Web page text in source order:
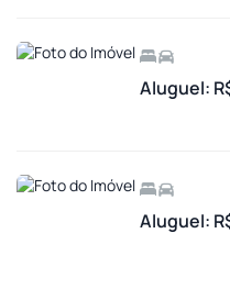
Aluguel:
Aluguel: